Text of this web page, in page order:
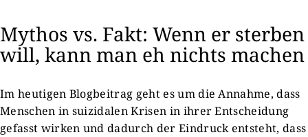
Mythos vs. Fakt: Wenn er sterben
will, kann man eh nichts machen
Im heutigen Blogbeitrag geht es um die Annahme, dass
Menschen in suizidalen Krisen in ihrer Entscheidung
gefasst wirken und dadurch der Eindruck entsteht, dass